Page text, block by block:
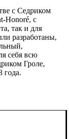
с Седриком
Honoré, с
так и для
разработаны,
себя всю
Гроле,
года.